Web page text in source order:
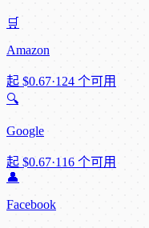
🛒
Amazon
起 $0.67·124 个可用
🔍
Google
起 $0.67·116 个可用
👤
Facebook